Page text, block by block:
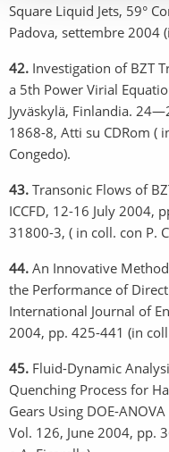
Square Liquid Jets, 59°
Padova, settembre 2004
42. Investigation of BZT
a 5th Power Virial
Jyväskylä, Finlandia.
1868-8, Atti su CDRom (
Congedo).
43. Transonic Flows of
ICCFD, 12-16 July 2004,
31800-3, ( in coll. con P.
44. An Innovative
the Performance of
International Journal of
2004, pp. 425-441 (in
45. Fluid-Dynamic
Quenching Process
Gears Using DOE-
Vol. 126, June 2004, pp.